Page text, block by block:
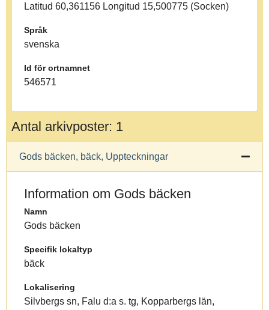
Latitud 60,361156 Longitud 15,500775 (Socken)
Språk
svenska
Id för ortnamnet
546571
Antal arkivposter: 1
Gods bäcken, bäck, Uppteckningar
Information om Gods bäcken
Namn
Gods bäcken
Specifik lokaltyp
bäck
Lokalisering
Silvbergs sn, Falu d:a s. tg, Kopparbergs län,